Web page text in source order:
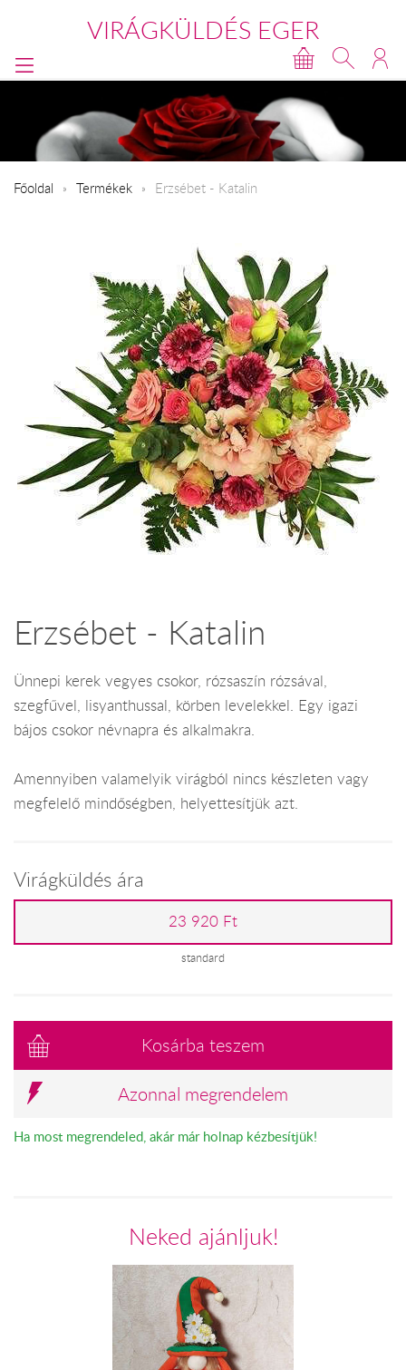
VIRÁGKÜLDÉS EGER
Főoldal Termékek Erzsébet - Katalin
Erzsébet - Katalin
Ünnepi kerek vegyes csokor, rózsaszín rózsával,
szegfűvel, lisyanthussal, körben levelekkel. Egy igazi
bájos csokor névnapra és alkalmakra.
Amennyiben valamelyik virágból nincs készleten vagy
megfelelő mindőségben, helyettesítjük azt.
Virágküldés ára
23 920 Ft
standard
Kosárba teszem
Azonnal megrendelem
Ha most megrendeled, akár már holnap kézbesítjük!
Neked ajánljuk!